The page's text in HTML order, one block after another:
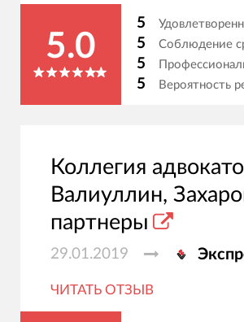
5.0
5
5 Соблюдение
5
5 Вероятность
Коллегия
Валиуллин,
партнеры
29.01.2019
ЧИТАТЬ ОТЗЫВ